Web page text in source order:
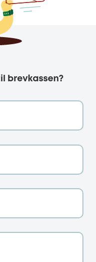
brevkassen?